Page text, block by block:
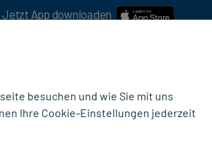
Jetzt App downloaden
besuchen und wie Sie mit uns
Ihre Cookie-Einstellungen jederzeit